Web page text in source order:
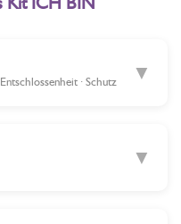
· Schutz ▼
▼